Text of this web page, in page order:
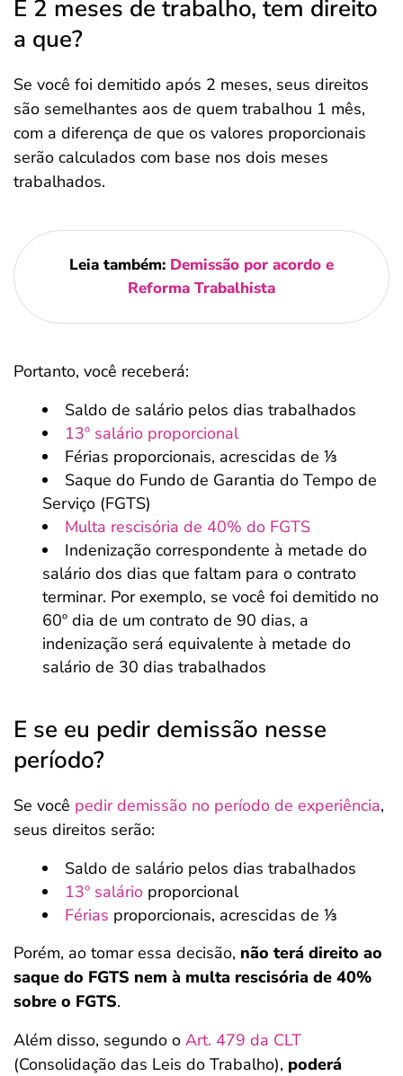
E 2 meses de trabalho, tem direito
a que?
Se você foi demitido após 2 meses, seus direitos
são semelhantes aos de quem trabalhou 1 mês,
com a diferença de que os valores proporcionais
serão calculados com base nos dois meses
trabalhados.
Leia também: Demissão por acordo e
Reforma Trabalhista
Portanto, você receberá:
Saldo de salário pelos dias trabalhados
13º salário proporcional
Férias proporcionais, acrescidas de ⅓
Saque do Fundo de Garantia do Tempo de
Serviço (FGTS)
Multa rescisória de 40% do FGTS
Indenização correspondente à metade do
salário dos dias que faltam para o contrato
terminar. Por exemplo, se você foi demitido no
60º dia de um contrato de 90 dias, a
indenização será equivalente à metade do
salário de 30 dias trabalhados
E se eu pedir demissão nesse
período?
Se você pedir demissão no período de experiência,
seus direitos serão:
Saldo de salário pelos dias trabalhados
13º salário proporcional
Férias proporcionais, acrescidas de ⅓
Porém, ao tomar essa decisão, não terá direito ao
saque do FGTS nem à multa rescisória de 40%
sobre o FGTS.
Além disso, segundo o Art. 479 da CLT
(Consolidação das Leis do Trabalho), poderá